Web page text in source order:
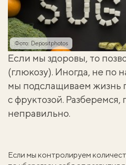
Фото: Depositphotos
Если мы здоровы, то
(глюкозу). Иногда, не по
мы подслащиваем жизнь
с фруктозой. Разберемся,
неправильно.
Если мы контролируем